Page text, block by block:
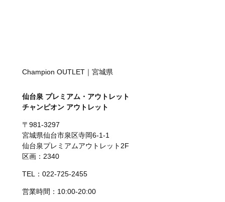
Champion OUTLET｜宮城県
仙台泉 プレミアム・アウトレット
チャンピオン アウトレット
〒981-3297
宮城県仙台市泉区寺岡6-1-1
仙台泉プレミアムアウトレット2F
区画：2340
TEL：022-725-2455
営業時間：10:00-20:00